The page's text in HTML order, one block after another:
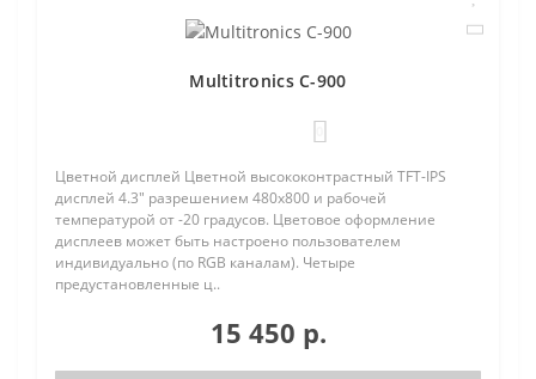
Multitronics C-900
Цветной дисплей Цветной высококонтрастный TFT-IPS
дисплей 4.3" разрешением 480х800 и рабочей
температурой от -20 градусов. Цветовое оформление
дисплеев может быть настроено пользователем
индивидуально (по RGB каналам). Четыре
предустановленные ц..
15 450 р.